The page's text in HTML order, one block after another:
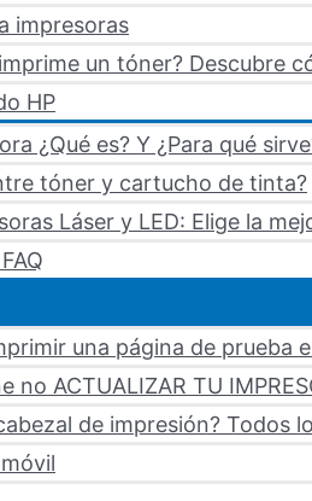
impresoras
un tóner? Descubre
HP
¿Qué es? Y ¿Para qué
tóner y cartucho de tinta?
Láser y LED: Elige la
una página de prueba
no ACTUALIZAR TU
de impresión? Todos